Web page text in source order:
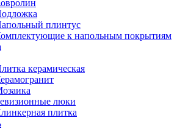
плинтус
к напольным покрытиям
керамическая
люки
плитка